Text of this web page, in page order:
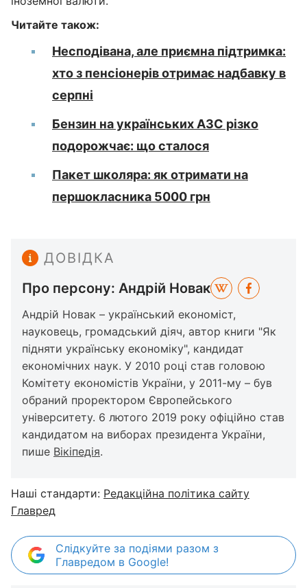
Читайте також:
Несподівана, але приємна підтримка:
хто з пенсіонерів отримає надбавку в
серпні
Бензин на українських АЗС різко
подорожчає: що сталося
Пакет школяра: як отримати на
першокласника 5000 грн
ДОВІДКА
Про персону: Андрій Новак
Андрій Новак – український економіст,
науковець, громадський діяч, автор книги "Як
підняти українську економіку", кандидат
економічних наук. У 2010 році став головою
Комітету економістів України, у 2011-му – був
обраний проректором Європейського
університету. 6 лютого 2019 року офіційно став
кандидатом на виборах президента України,
пише Вікіпедія.
Наші стандарти: Редакційна політика сайту
Главред
Слідкуйте за подіями разом з
Главредом в Google!